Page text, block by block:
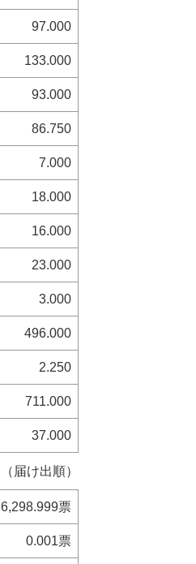
97.000
133.000
93.000
86.750
7.000
18.000
16.000
23.000
3.000
496.000
2.250
711.000
37.000
（届け出順）
6,298.999票
0.001票